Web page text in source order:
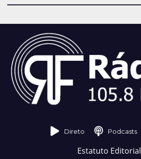
Direto Podcasts
Estatuto Editorial